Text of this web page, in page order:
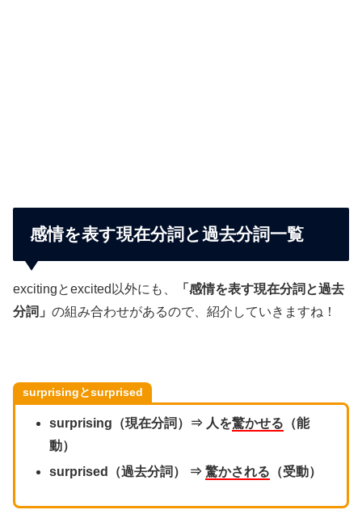
感情を表す現在分詞と過去分詞一覧
excitingとexcited以外にも、
「感情を表す現在分詞と過去
分詞」 の組み合わせがあるので、紹介していきますね！
surprisingとsurprised
surprising（現在分詞）⇒ 人を驚かせる （能
動）
surprised（過去分詞） ⇒ 驚かされる （受動）